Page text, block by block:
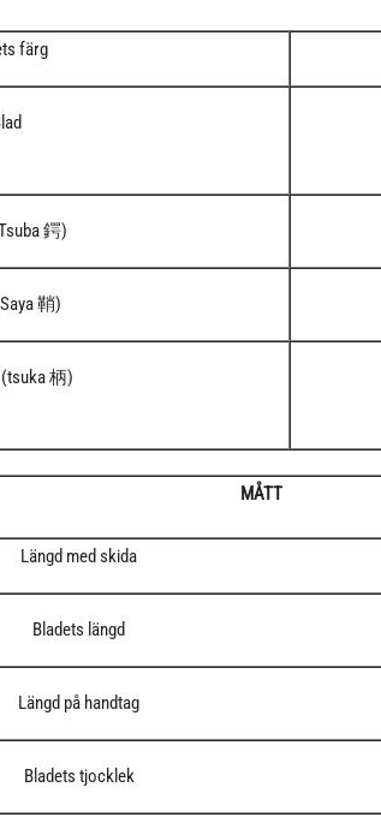
färg
鍔)
鞘)
(tsuka 柄)
MÅTT
Längd med skida
Bladets längd
Längd på handtag
Bladets tjocklek